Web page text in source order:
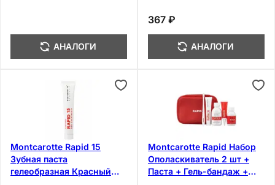
АНАЛОГИ
367 ₽
АНАЛОГИ
Montcarotte Rapid 15
Зубная паста
гелеобразная Красный
Montcarotte Rapid Набор
Ополаскиватель 2 шт +
Паста + Гель-бандаж +